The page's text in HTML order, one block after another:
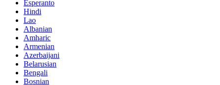
Esperanto
Hindi
Lao
Albanian
Amharic
Armenian
Azerbaijani
Belarusian
Bengali
Bosnian